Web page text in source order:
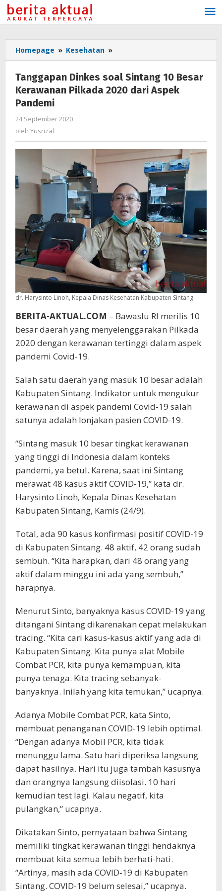
Lewati
ke
konten
Homepage » Kesehatan »
Dinkes
soal
Sintang
10
dari
Aspek
Pandemi
Tanggapan Dinkes soal Sintang 10 Besar
Kerawanan Pilkada 2020 dari Aspek
Pandemi
24 September 2020
oleh Yusrizal
dr. Harysinto Linoh, Kepala Dinas Kesehatan Kabupaten Sintang.
BERITA-AKTUAL.COM – Bawaslu RI merilis 10
besar daerah yang menyelenggarakan Pilkada
2020 dengan kerawanan tertinggi dalam aspek
pandemi Covid-19.
Salah satu daerah yang masuk 10 besar adalah
Kabupaten Sintang. Indikator untuk mengukur
kerawanan di aspek pandemi Covid-19 salah
satunya adalah lonjakan pasien COVID-19.
“Sintang masuk 10 besar tingkat kerawanan
yang tinggi di Indonesia dalam konteks
pandemi, ya betul. Karena, saat ini Sintang
merawat 48 kasus aktif COVID-19,” kata dr.
Harysinto Linoh, Kepala Dinas Kesehatan
Kabupaten Sintang, Kamis (24/9).
Total, ada 90 kasus konfirmasi positif COVID-19
di Kabupaten Sintang. 48 aktif, 42 orang sudah
sembuh. “Kita harapkan, dari 48 orang yang
aktif dalam minggu ini ada yang sembuh,”
harapnya.
Menurut Sinto, banyaknya kasus COVID-19 yang
ditangani Sintang dikarenakan cepat melakukan
tracing. “Kita cari kasus-kasus aktif yang ada di
Kabupaten Sintang. Kita punya alat Mobile
Combat PCR, kita punya kemampuan, kita
punya tenaga. Kita tracing sebanyak-
banyaknya. Inilah yang kita temukan,” ucapnya.
Adanya Mobile Combat PCR, kata Sinto,
membuat penanganan COVID-19 lebih optimal.
“Dengan adanya Mobil PCR, kita tidak
menunggu lama. Satu hari diperiksa langsung
dapat hasilnya. Hari itu juga tambah kasusnya
dan orangnya langsung diisolasi. 10 hari
kemudian test lagi. Kalau negatif, kita
pulangkan,” ucapnya.
Dikatakan Sinto, pernyataan bahwa Sintang
memiliki tingkat kerawanan tinggi hendaknya
membuat kita semua lebih berhati-hati.
“Artinya, masih ada COVID-19 di Kabupaten
Sintang. COVID-19 belum selesai,” ucapnya.